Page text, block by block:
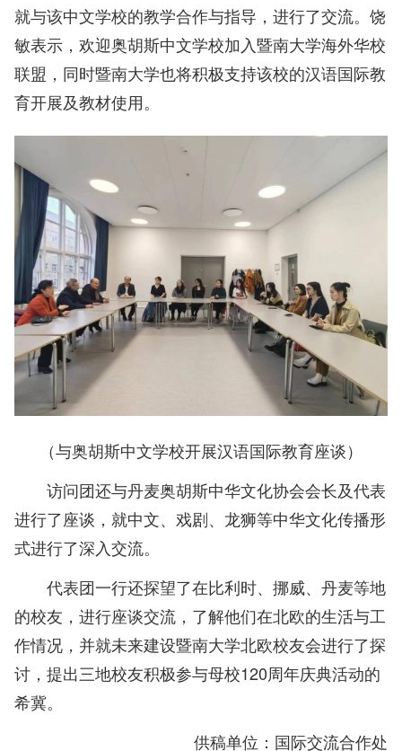
就与该中文学校的教学合作与指导，进行了交流。饶
敏表示，欢迎奥胡斯中文学校加入暨南大学海外华校
联盟，同时暨南大学也将积极支持该校的汉语国际教
育开展及教材使用。
（与奥胡斯中文学校开展汉语国际教育座谈）
访问团还与丹麦奥胡斯中华文化协会会长及代表
进行了座谈，就中文、戏剧、龙狮等中华文化传播形
式进行了深入交流。
代表团一行还探望了在比利时、挪威、丹麦等地
的校友，进行座谈交流，了解他们在北欧的生活与工
作情况，并就未来建设暨南大学北欧校友会进行了探
讨，提出三地校友积极参与母校120周年庆典活动的
希冀。
供稿单位：国际交流合作处